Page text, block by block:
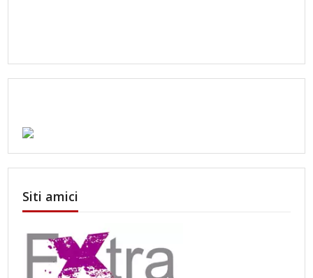
Siti amici